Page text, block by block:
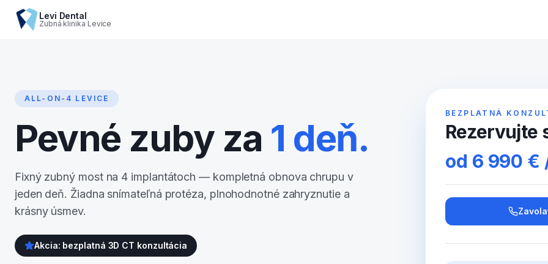
Levi Dental
Zubná klinika Levice
ALL-ON-4 LEVICE
Pevné zuby za 1 deň.
Fixný zubný most na 4 implantátoch — kompletná obnova chrupu v
jeden deň. Žiadna snímateľná protéza, plnohodnotné zahryznutie a
krásny úsmev.
Akcia: bezplatná 3D CT konzultácia
BEZPLATNÁ
Rezervujte
od 6 990